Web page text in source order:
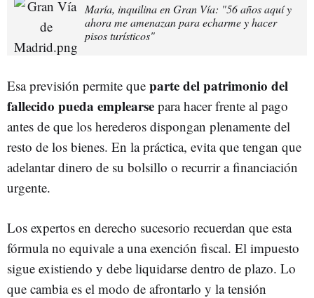
María, inquilina en Gran Vía: "56 años aquí y
ahora me amenazan para echarme y hacer
pisos turísticos"
Esa previsión permite que parte del patrimonio del
fallecido pueda emplearse para hacer frente al pago
antes de que los herederos dispongan plenamente del
resto de los bienes. En la práctica, evita que tengan que
adelantar dinero de su bolsillo o recurrir a financiación
urgente.
Los expertos en derecho sucesorio recuerdan que esta
fórmula no equivale a una exención fiscal. El impuesto
sigue existiendo y debe liquidarse dentro de plazo. Lo
que cambia es el modo de afrontarlo y la tensión